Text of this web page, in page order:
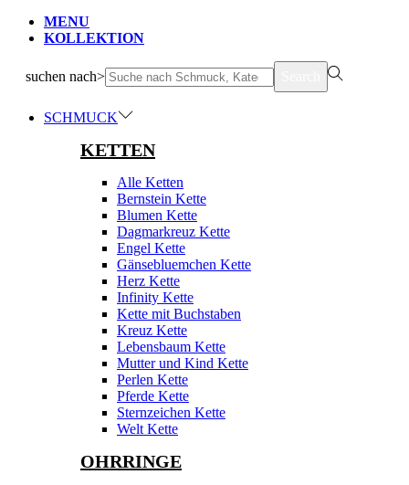
MENU
KOLLEKTION
suchen nach>
SCHMUCK
KETTEN
Alle Ketten
Bernstein Kette
Blumen Kette
Dagmarkreuz Kette
Engel Kette
Gänsebluemchen Kette
Herz Kette
Infinity Kette
Kette mit Buchstaben
Kreuz Kette
Lebensbaum Kette
Mutter und Kind Kette
Perlen Kette
Pferde Kette
Sternzeichen Kette
Welt Kette
OHRRINGE